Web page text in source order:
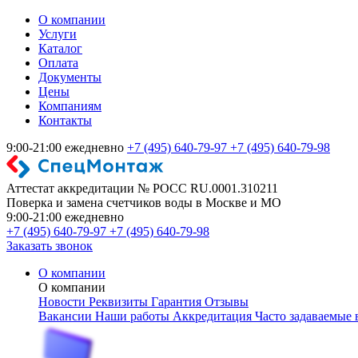
О компании
Услуги
Каталог
Оплата
Документы
Цены
Компаниям
Контакты
9:00-21:00 ежедневно +7 (495) 640-79-97 +7 (495) 640-79-98
Аттестат аккредитации № РОСС RU.0001.310211
Поверка и замена счетчиков воды в Москве и МО
9:00-21:00 ежедневно
+7 (495) 640-79-97 +7 (495) 640-79-98
Заказать звонок
О компании
О компании
Новости Реквизиты Гарантия Отзывы
Вакансии Наши работы Аккредитация Часто задаваемые